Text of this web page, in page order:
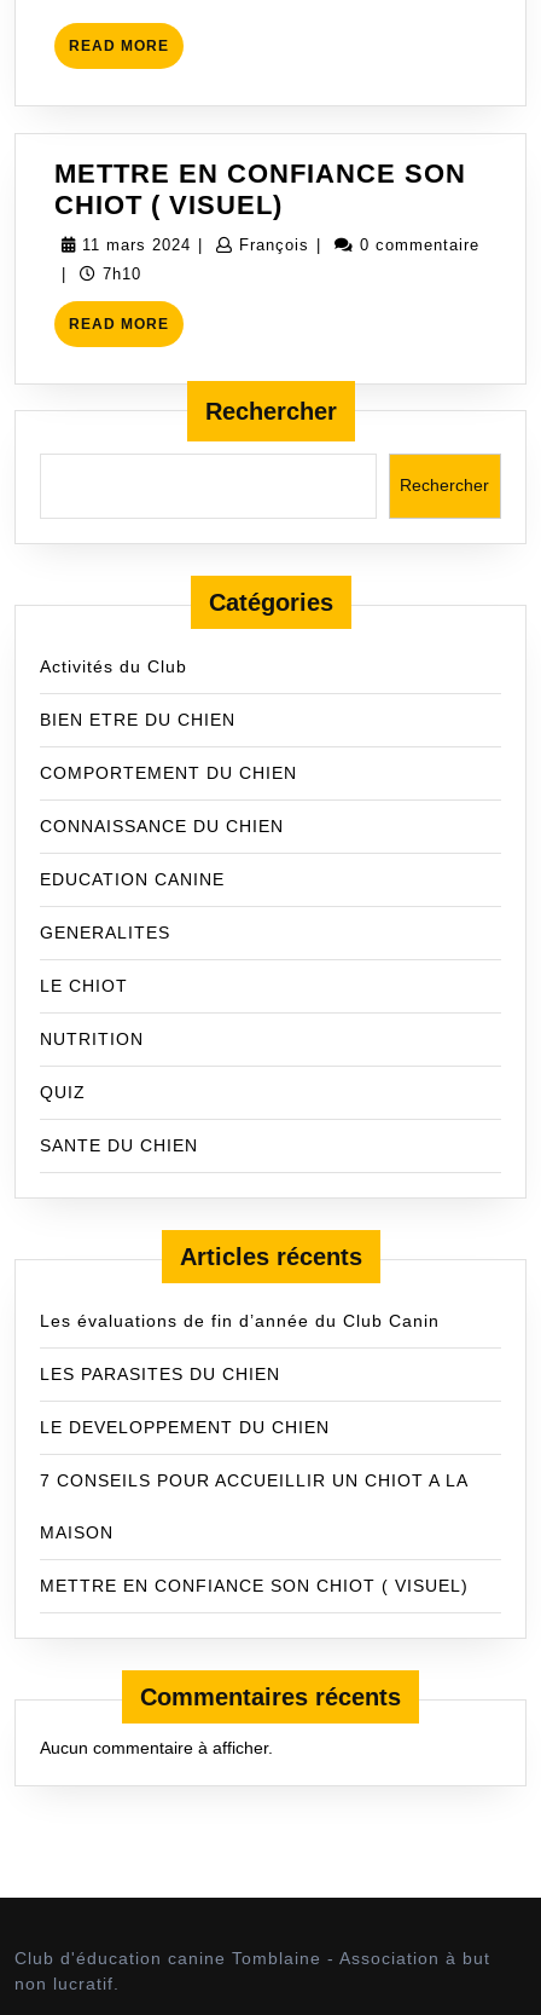
READ MORE READ
MORE
METTRE EN CONFIANCE SON
CHIOT ( VISUEL)
EN
VISUEL)
11 mars 2024 11
| François François
|
0 commentaire
|
7h10
READ MORE READ
MORE
Rechercher
Rechercher
Catégories
Activités du Club
BIEN ETRE DU CHIEN
COMPORTEMENT DU CHIEN
CONNAISSANCE DU CHIEN
EDUCATION CANINE
GENERALITES
LE CHIOT
NUTRITION
QUIZ
SANTE DU CHIEN
Articles récents
Les évaluations de fin d’année du Club Canin
LES PARASITES DU CHIEN
LE DEVELOPPEMENT DU CHIEN
7 CONSEILS POUR ACCUEILLIR UN CHIOT A LA
MAISON
METTRE EN CONFIANCE SON CHIOT ( VISUEL)
Commentaires récents
Aucun commentaire à afficher.
Club d'éducation canine Tomblaine - Association à but
non lucratif.